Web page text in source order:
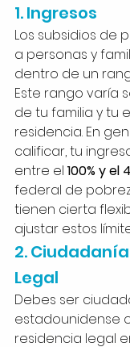
1. Ingresos
Los subsidios de
a personas y
dentro de un
Este rango varía
de tu familia y tu
residencia. En
calificar, tu
entre el 100% y el
federal de
tienen cierta
ajustar estos
2.
Legal
Debes ser
estadounidense
residencia legal